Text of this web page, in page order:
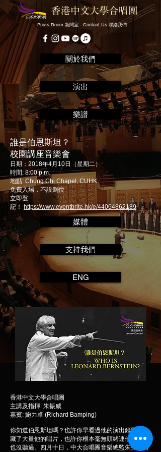
Press Room 新聞室 ． Contact Us 聯絡我們
關於我們
演出
樂譜
誰是伯恩斯坦？
​校園講座音樂會
日期：2018年4月10日（星期二）
時間: 8:00 p.m.
地點: Chung Chi Chapel, CUHK
免費入場，不設劃位
立即登
記！ https://www.eventbrite.hk/e/44064862189
媒體
支持我們
ENG
香港中文大學合唱團
主講及指揮: 朱振威
嘉賓: 鮑力卓 (Richard Bamping)
你知道伯恩斯坦嗎？也許你早看過他的演出錄影還收
藏了大量他的唱片，也許你根本毫無頭緒連他的名字
也沒聽過。四月十日，中大合唱團音樂總監朱振威將